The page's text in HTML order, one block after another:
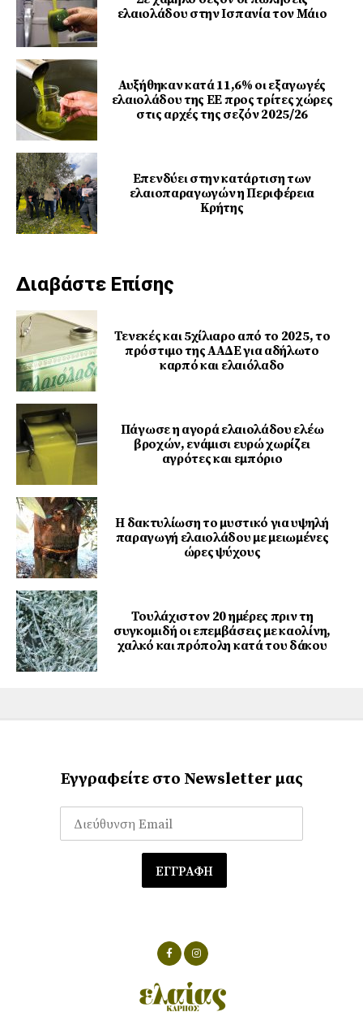
ελαιολάδου στην Ισπανία τον Μάιο
Αυξήθηκαν κατά 11,6% οι εξαγωγές
ελαιολάδου της ΕΕ προς τρίτες χώρες
στις αρχές της σεζόν 2025/26
Επενδύει στην κατάρτιση των
ελαιοπαραγωγών η Περιφέρεια
Κρήτης
Διαβάστε Επίσης
Τενεκές και 5χίλιαρο από το 2025, το
πρόστιμο της ΑΑΔΕ για αδήλωτο
καρπό και ελαιόλαδο
Πάγωσε η αγορά ελαιολάδου ελέω
βροχών, ενάμισι ευρώ χωρίζει
αγρότες και εμπόριο
Η δακτυλίωση το μυστικό για υψηλή
παραγωγή ελαιολάδου με μειωμένες
ώρες ψύχους
Τουλάχιστον 20 ημέρες πριν τη
συγκομιδή οι επεμβάσεις με καολίνη,
χαλκό και πρόπολη κατά του δάκου
Εγγραφείτε στο Newsletter μας